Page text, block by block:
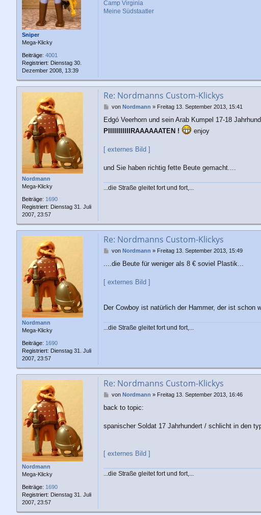
Sniper
Mega-Klicky
Beiträge: 4001
Registriert: Dienstag 30.
Dezember 2008, 13:39
Camp Virginia
Meine Südstaatler
Nordmann
Mega-Klicky
Beiträge: 1690
Registriert: Dienstag 31. Juli
2007, 23:57
Re: Nordmanns Custom-Klickys
B
i
t
g
von Nordmann » Freitag 13. September 2013, 15:41
Edgó Veerhorn und sein Arab Kumpel 17-18
PIIIIIIIIIIIRAAAAAATEN !
enjoy
[ externes Bild ]
und Sie haben richtig fette Beute gemacht....
...die Straße gleitet fort und fort,...
Nordmann
Mega-Klicky
Beiträge: 1690
Registriert: Dienstag 31. Juli
2007, 23:57
Re: Nordmanns Custom-Klickys
B
i
r
von Nordmann » Freitag 13. September 2013, 15:49
....die Beute für weniger als 8 € soviel Plastik...
[ externes Bild ]
Der Cowboy ist natürlich der Hammer, der ist schon
...die Straße gleitet fort und fort,...
Nordmann
Mega-Klicky
Beiträge: 1690
Registriert: Dienstag 31. Juli
2007, 23:57
Re: Nordmanns Custom-Klickys
B
i
r
von Nordmann » Freitag 13. September 2013, 16:46
back to topic:
spanischer Soldat 17 Jahrhundert / schlicht in den
[ externes Bild ]
...die Straße gleitet fort und fort,...